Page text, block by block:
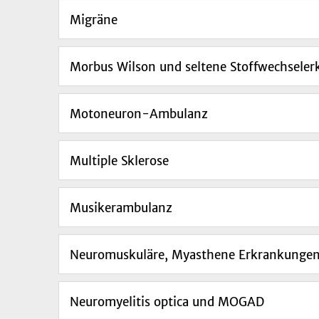
Migräne
Morbus Wilson und seltene
Motoneuron-Ambulanz
Multiple Sklerose
Musikerambulanz
Neuromuskuläre, Myasthene Erkrankungen
Neuromyelitis optica und MOGAD